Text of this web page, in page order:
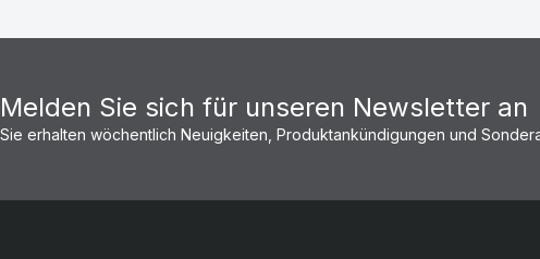
Melden Sie sich für unseren Newsletter an
Sie erhalten wöchentlich Neuigkeiten, Produktankündigungen und